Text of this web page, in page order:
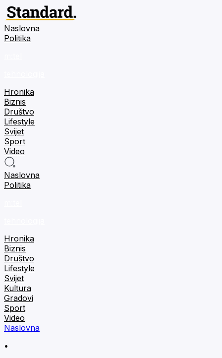
Naslovna
Politika
Hronika
Biznis
Društvo
Lifestyle
Svijet
Sport
Video
Naslovna
Politika
Hronika
Biznis
Društvo
Lifestyle
Svijet
Kultura
Gradovi
Sport
Video
Naslovna
•